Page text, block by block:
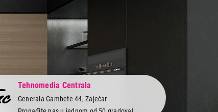
Tehnomedia Centrala
Generala Gambete 44, Zaječar